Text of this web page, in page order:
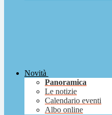
Novità
Panoramica
Le notizie
Calendario eventi
Albo online